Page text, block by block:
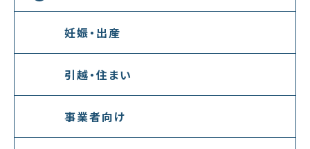
妊娠・出産
引越・住まい
事業者向け